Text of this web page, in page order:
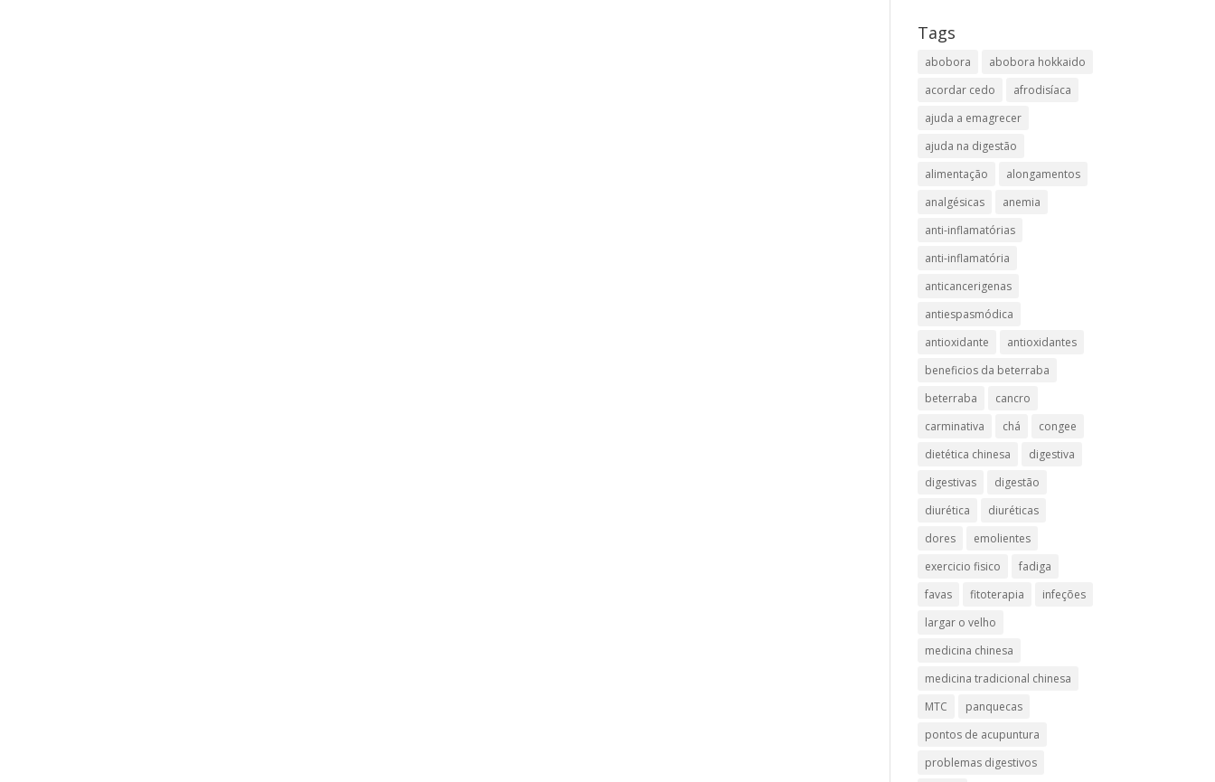
Tags
abobora
abobora hokkaido
acordar cedo
afrodisíaca
ajuda a emagrecer
ajuda na digestão
alimentação
alongamentos
analgésicas
anemia
anti-inflamatórias
anti-inflamatória​
anticancerigenas
antiespasmódica
antioxidante
antioxidantes
beneficios da beterraba
beterraba
cancro
carminativa
chá
congee
dietética chinesa
digestiva
digestivas
digestão
diurética
diuréticas​
dores
emolientes
exercicio fisico
fadiga
favas
fitoterapia
infeções
largar o velho
medicina chinesa
medicina tradicional chinesa
MTC
panquecas
pontos de acupuntura
problemas digestivos